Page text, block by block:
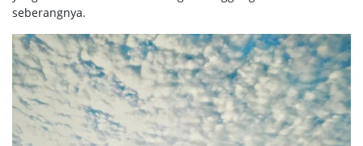
seberangnya.